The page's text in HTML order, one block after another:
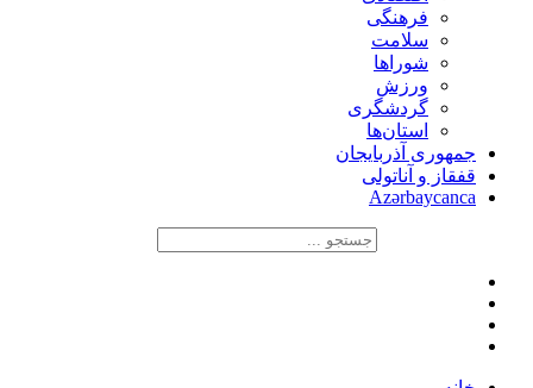
فرهنگی
سلامت
شوراها
ورزش
گردشگری
استان‌ها
جمهوری آذربایجان
قفقاز و آناتولی
Azərbaycanca